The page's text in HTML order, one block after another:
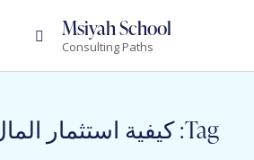
Msiyah School
Consulting Paths
Tag: كيفية استثمار المال في الذهب